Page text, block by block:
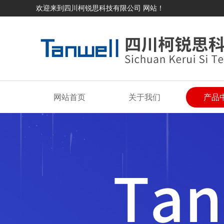
欢迎来到四川柯锐思科技有限公司 网站！
网站首页 关于我们 产品